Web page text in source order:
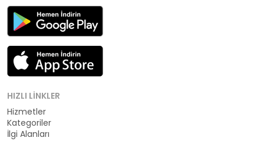
HIZLI LINKLER
Hizmetler
Kategoriler
İlgi Alanları